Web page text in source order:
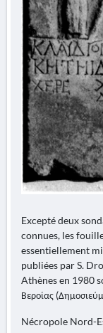
Excepté deux
connues, les
essentiellement
publiées par S.
Athènes en 1980
Βεροίας
Nécropole Nord-